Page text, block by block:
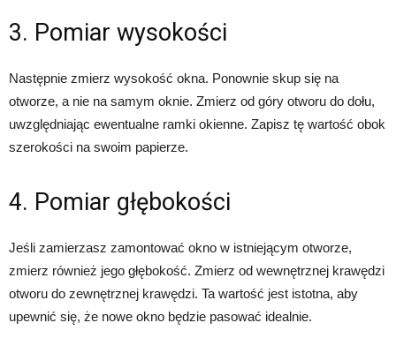
3. Pomiar wysokości
Następnie zmierz wysokość okna. Ponownie skup się na
otworze, a nie na samym oknie. Zmierz od góry otworu do dołu,
uwzględniając ewentualne ramki okienne. Zapisz tę wartość obok
szerokości na swoim papierze.
4. Pomiar głębokości
Jeśli zamierzasz zamontować okno w istniejącym otworze,
zmierz również jego głębokość. Zmierz od wewnętrznej krawędzi
otworu do zewnętrznej krawędzi. Ta wartość jest istotna, aby
upewnić się, że nowe okno będzie pasować idealnie.